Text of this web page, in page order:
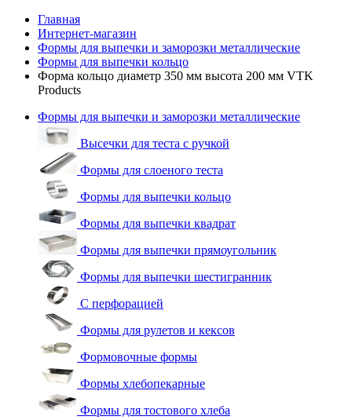
Главная
Интернет-магазин
Формы для выпечки и заморозки металлические
Формы для выпечки кольцо
Форма кольцо диаметр 350 мм высота 200 мм VTK
Products
Формы для выпечки и заморозки металлические
Высечки для теста с ручкой
Формы для слоеного теста
Формы для выпечки кольцо
Формы для выпечки квадрат
Формы для выпечки прямоугольник
Формы для выпечки шестигранник
С перфорацией
Формы для рулетов и кексов
Формовочные формы
Формы хлебопекарные
Формы для тостового хлеба